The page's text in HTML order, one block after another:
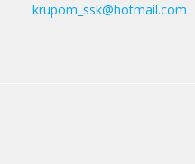
krupom_ssk@hotmail.com